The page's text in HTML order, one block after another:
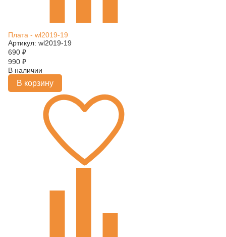
Плата - wl2019-19
Артикул: wl2019-19
690 ₽
990 ₽
В наличии
В корзину